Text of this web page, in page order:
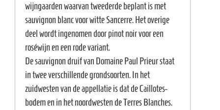
wijngaarden waarvan tweederde beplant is met
sauvignon blanc voor witte Sancerre. Het overige
deel wordt ingenomen door pinot noir voor een
roséwijn en een rode variant.
De sauvignon druif van Domaine Paul Prieur staat
in twee verschillende grondsoorten. In het
zuidwesten van de appellatie is dat de Caillotes-
bodem en in het noordwesten de Terres Blanches.